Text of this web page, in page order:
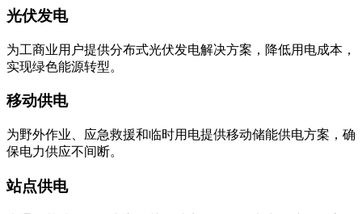
光伏发电
为工商业用户提供分布式光伏发电解决方案，降低用电成本，
实现绿色能源转型。
移动供电
为野外作业、应急救援和临时用电提供移动储能供电方案，确
保电力供应不间断。
站点供电